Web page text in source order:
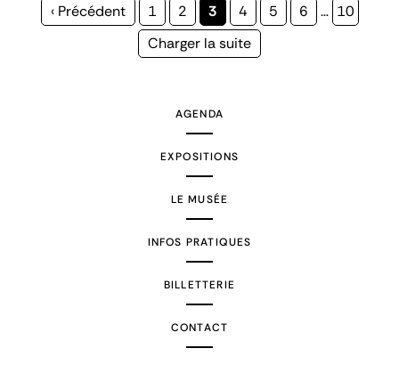
Page
‹ Précédent Page
1 Page
2
Page
courante
3 Page
4 Page
5 Page
6 … Page
10
Page
Charger la suite
AGENDA
EXPOSITIONS
LE MUSÉE
INFOS PRATIQUES
BILLETTERIE
CONTACT